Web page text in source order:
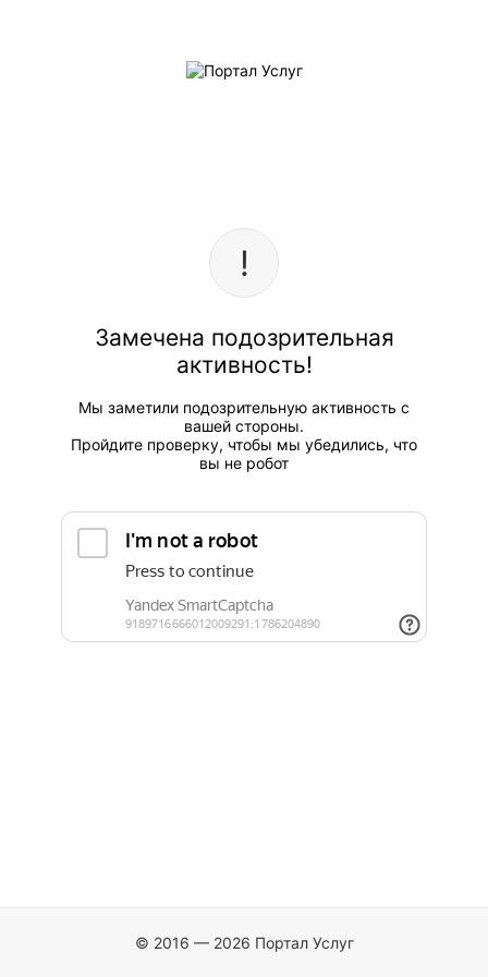
Замечена подозрительная
активность!
Мы заметили подозрительную активность с
вашей стороны.
Пройдите проверку, чтобы мы убедились, что
вы не робот
© 2016 — 2026 Портал Услуг